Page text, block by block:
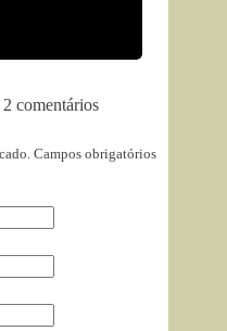
2 comentários
Campos obrigatórios